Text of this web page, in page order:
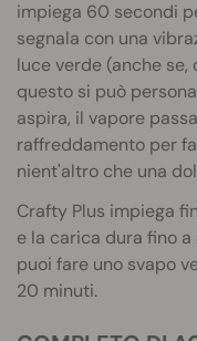
impiega 60 secondi
segnala con una
luce verde (anche
questo si può
aspira, il vapore
raffreddamento per
nient'altro che una
Crafty Plus impiega
e la carica dura fino
puoi fare uno svapo
20 minuti.